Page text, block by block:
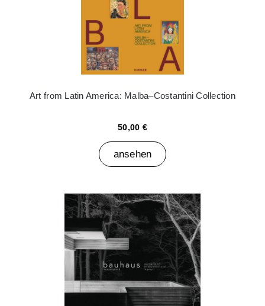
Art from Latin America: Malba–Costantini Collection
50,00 €
ansehen